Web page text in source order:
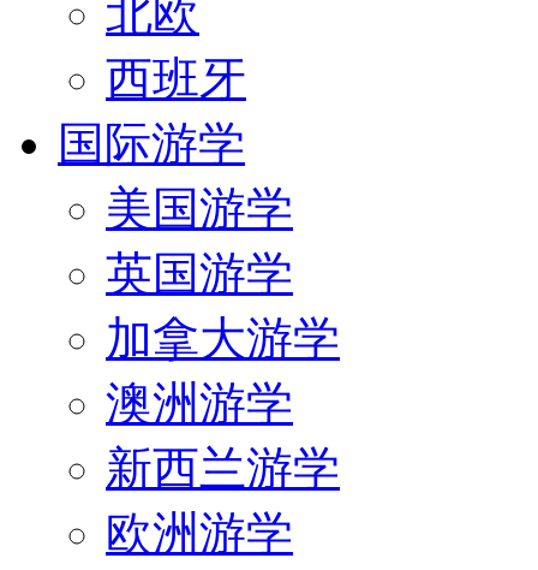
北欧
西班牙
国际游学
美国游学
英国游学
加拿大游学
澳洲游学
新西兰游学
欧洲游学